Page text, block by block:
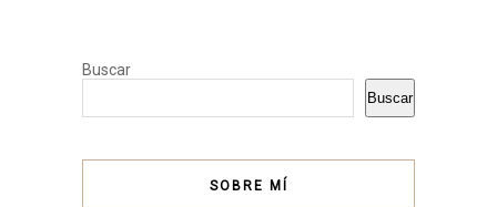
Buscar
Buscar
SOBRE MÍ